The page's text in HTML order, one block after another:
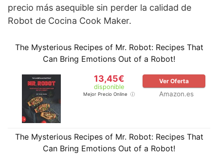
precio más asequible sin perder la calidad de
Robot de Cocina Cook Maker.
The Mysterious Recipes of Mr. Robot: Recipes That
Can Bring Emotions Out of a Robot!
13,45€
disponible
Mejor Precio Online
Ver Oferta
Amazon.es
The Mysterious Recipes of Mr. Robot: Recipes That
Can Bring Emotions Out of a Robot!